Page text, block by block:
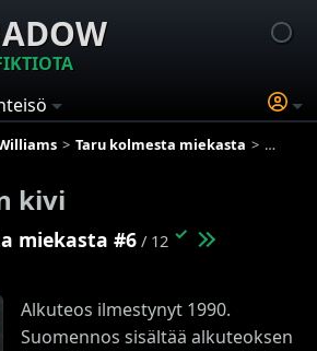
Taru kolmesta miekasta
kivi
miekasta #6 / 12 ✓
Alkuteos ilmestynyt 1990.
Suomennos sisältää alkuteoksen